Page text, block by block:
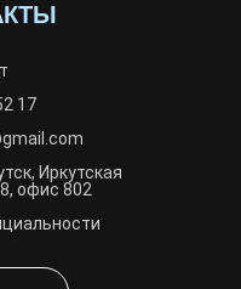
17
Иркутская
офис 802